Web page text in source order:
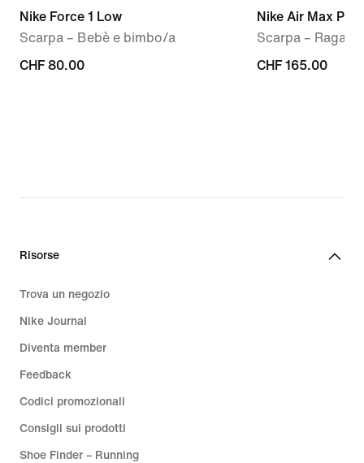
Nike Force 1 Low
Scarpa – Bebè e bimbo/a
CHF
CHF 80.00
Nike Air Max Plus
Scarpa –
CHF
CHF 165.00
Risorse
Trova un negozio
Nike Journal
Diventa member
Feedback
Codici promozionali
Consigli sui prodotti
Shoe Finder – Running